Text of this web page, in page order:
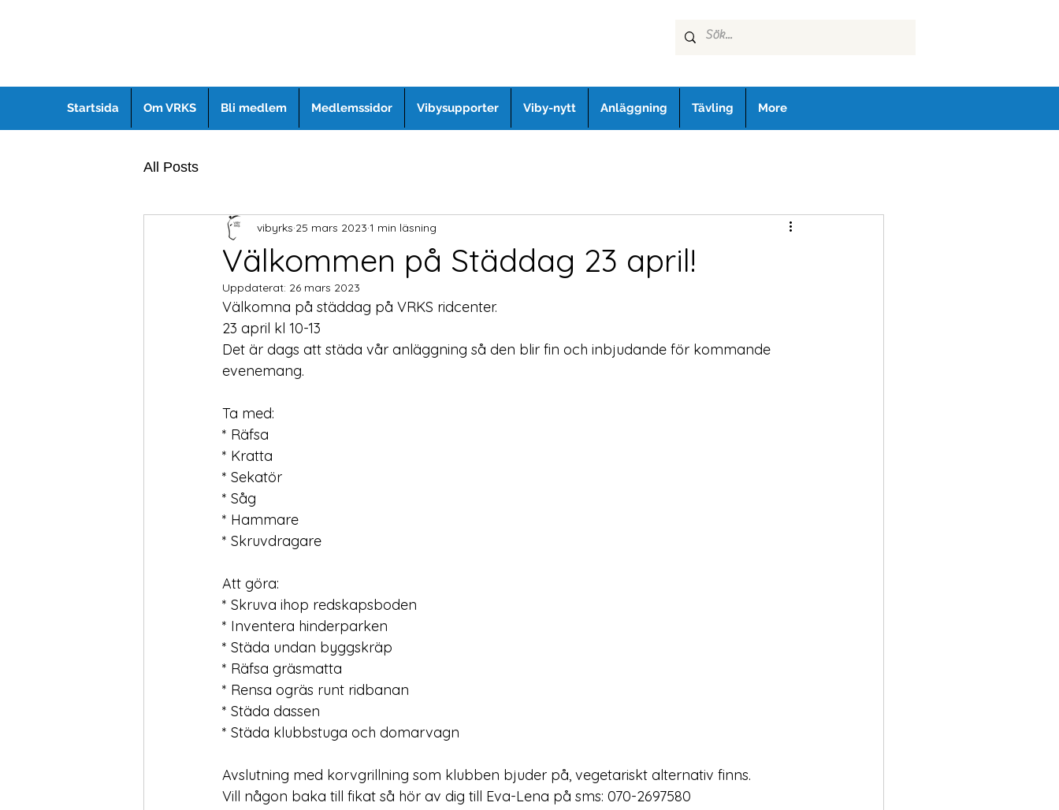
Startsida Om VRKS Bli medlem Medlemssidor Vibysupporter Viby-nytt Anläggning Tävling More
All Posts
Välkommen på Städdag 23 april!
vibyrks 25 mars 2023 1 min läsning
Uppdaterat: 26 mars 2023
Välkomna på städdag på VRKS ridcenter.
23 april kl 10-13
Det är dags att städa vår anläggning så den blir fin och inbjudande för kommande
evenemang.
Ta med:
* Räfsa
* Kratta
* Sekatör
* Såg
* Hammare
* Skruvdragare
Att göra:
* Skruva ihop redskapsboden
* Inventera hinderparken
* Städa undan byggskräp
* Räfsa gräsmatta
* Rensa ogräs runt ridbanan
* Städa dassen
* Städa klubbstuga och domarvagn
Avslutning med korvgrillning som klubben bjuder på, vegetariskt alternativ finns.
Vill någon baka till fikat så hör av dig till Eva-Lena på sms: 070-2697580